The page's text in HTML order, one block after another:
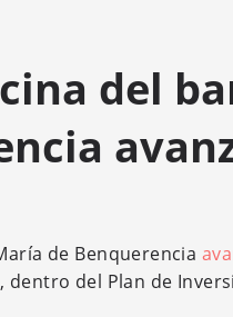
del
de Benquerencia
del Plan de